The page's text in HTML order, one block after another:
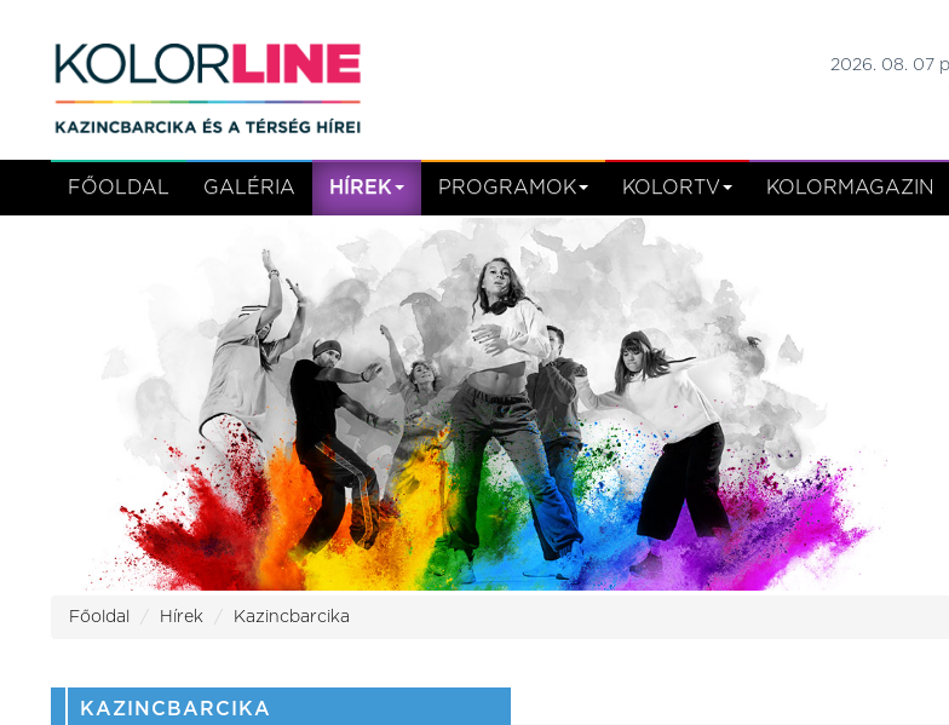
2026. 08. 07
FŐOLDAL GALÉRIA HÍREK PROGRAMOK KOLORTV KOLORMAGAZIN
Főoldal Hírek Kazincbarcika
KAZINCBARCIKA